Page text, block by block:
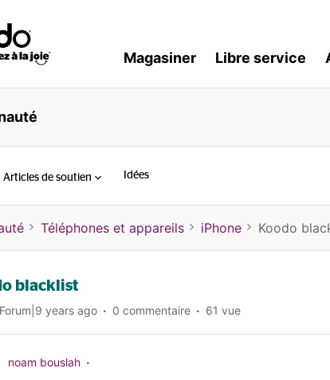
Magasiner Libre service
Articles de soutien Idées
Téléphones et appareils iPhone Koodo
blacklist
years ago 0 commentaire 61 vue
noam bouslah